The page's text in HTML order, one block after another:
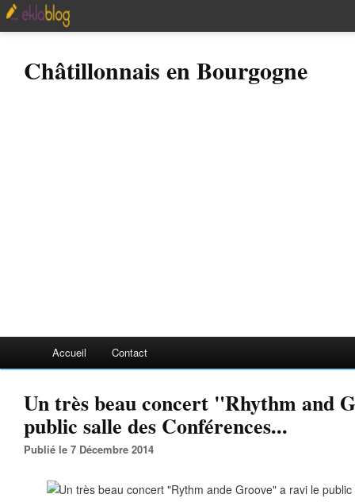
Châtillonnais en Bourgogne
Accueil Contact
Un très beau concert "Rhythm and
public salle des Conférences...
Publié le 7 Décembre 2014